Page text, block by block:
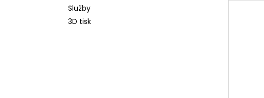
Služby
3D tisk